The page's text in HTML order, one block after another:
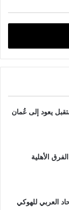
يعود إلى عُمان
الأهلية
العربي للهوكي